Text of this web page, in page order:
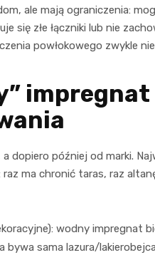
ale mają ograniczenia:
się złe łączniki lub nie
powłokowego zwykle
impregnat
dopiero później od marki.
ma chronić taras, raz
wodny impregnat
bywa sama lazura/